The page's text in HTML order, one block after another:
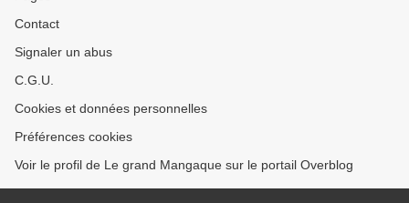
Contact
Signaler un abus
C.G.U.
Cookies et données personnelles
Préférences cookies
Voir le profil de Le grand Mangaque sur le portail Overblog